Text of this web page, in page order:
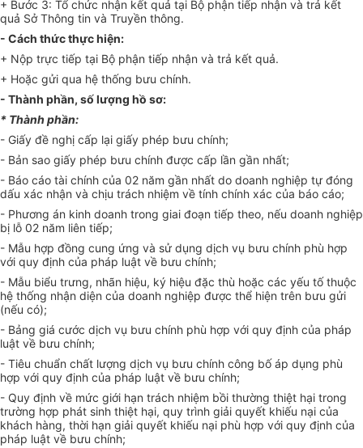
+ Bước 3: Tổ chức nhận kết quả tại Bộ phận tiếp nhận và trả kết
quả Sở Thông tin và Truyền thông.
- Cách thức thực hiện:
+ Nộp trực tiếp tại Bộ phận tiếp nhận và trả kết quả.
+ Hoặc gửi qua hệ thống bưu chính.
- Thành phần, số lượng hồ sơ:
* Thành phần:
- Giấy đề nghị cấp lại giấy phép bưu chính;
- Bản sao giấy phép bưu chính được cấp lần gần nhất;
- Báo cáo tài chính của 02 năm gần nhất do doanh nghiệp tự đóng
dấu xác nhận và chịu trách nhiệm về tính chính xác của báo cáo;
- Phương án kinh doanh trong giai đoạn tiếp theo, nếu doanh nghiệp
bị lỗ 02 năm liên tiếp;
- Mẫu hợp đồng cung ứng và sử dụng dịch vụ bưu chính phù hợp
với quy định của pháp luật về bưu chính;
- Mẫu biểu trưng, nhãn hiệu, ký hiệu đặc thù hoặc các yếu tố thuộc
hệ thống nhận diện của doanh nghiệp được thể hiện trên bưu gửi
(nếu có);
- Bảng giá cước dịch vụ bưu chính phù hợp với quy định của pháp
luật về bưu chính;
- Tiêu chuẩn chất lượng dịch vụ bưu chính công bố áp dụng phù
hợp với quy định của pháp luật về bưu chính;
- Quy định về mức giới hạn trách nhiệm bồi thường thiệt hại trong
trường hợp phát sinh thiệt hại, quy trình giải quyết khiếu nại của
khách hàng, thời hạn giải quyết khiếu nại phù hợp với quy định của
pháp luật về bưu chính;